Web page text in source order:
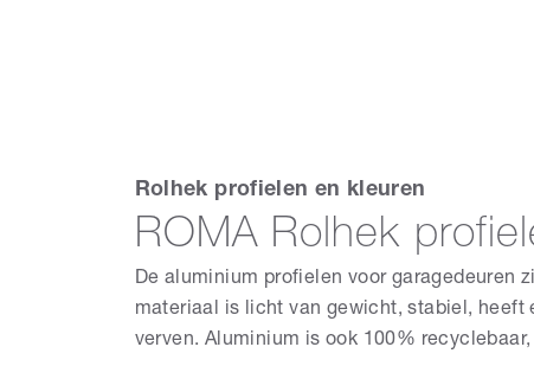
Rolhek profielen en kleuren
ROMA Rolhek
De aluminium profielen voor garagedeuren
materiaal is licht van gewicht, stabiel, heeft
verven. Aluminium is ook 100%